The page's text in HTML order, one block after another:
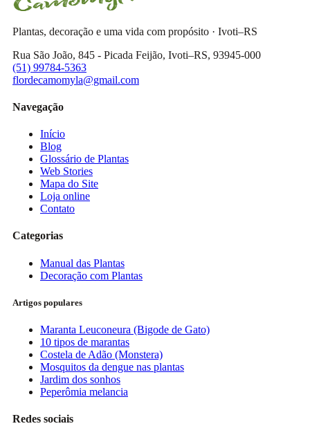
Plantas, decoração e uma vida com propósito · Ivoti–RS
Rua São João, 845 - Picada Feijão, Ivoti–RS, 93945-000
(51) 99784-5363
flordecamomyla@gmail.com
Navegação
Início
Blog
Glossário de Plantas
Web Stories
Mapa do Site
Loja online
Contato
Categorias
Manual das Plantas
Decoração com Plantas
Artigos populares
Maranta Leuconeura (Bigode de Gato)
10 tipos de marantas
Costela de Adão (Monstera)
Mosquitos da dengue nas plantas
Jardim dos sonhos
Peperômia melancia
Redes sociais